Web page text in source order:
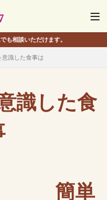
ます。
ルを意識した食事は 簡
識した食